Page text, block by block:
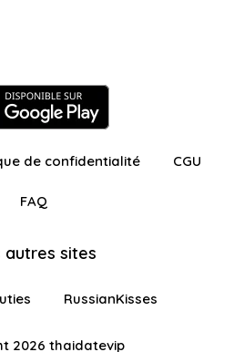
de confidentialité CGU
FAQ
autres sites
RussianKisses
2026 thaidatevip